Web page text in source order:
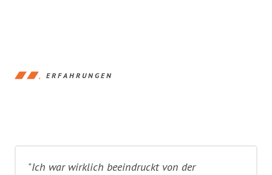
ERFAHRUNGEN
"Ich war wirklich beeindruckt von der